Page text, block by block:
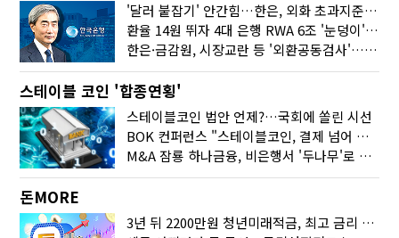
'달러 붙잡기' 안간힘…한은, 외화 초과지준에 이자 6개월 더
환율 14원 뛰자 4대 은행 RWA 6조 '눈덩이'…2배 뛴 2분기는?
한은·금감원, 시장교란 등 '외환공동검사'…환율 급등 전방위 대응
스테이블 코인 '합종연횡'
스테이블코인 법안 언제?…국회에 쏠린 시선
BOK 컨퍼런스 "스테이블코인, 결제 넘어 보험 대출 등 금융 연결 도구"
M&A 잠룡 하나금융, 비은행서 '두나무'로 눈돌린 이유는
돈MORE
3년 뒤 2200만원 청년미래적금, 최고 금리 받으려면?